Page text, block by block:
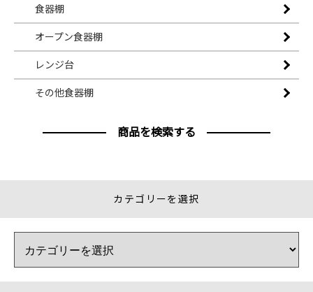
食器棚
オープン食器棚
レンジ台
その他食器棚
商品を検索する
カテゴリーを選択